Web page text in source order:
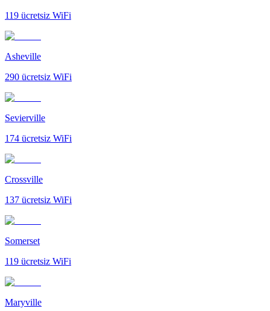
119 ücretsiz WiFi
Asheville
290 ücretsiz WiFi
Sevierville
174 ücretsiz WiFi
Crossville
137 ücretsiz WiFi
Somerset
119 ücretsiz WiFi
Maryville